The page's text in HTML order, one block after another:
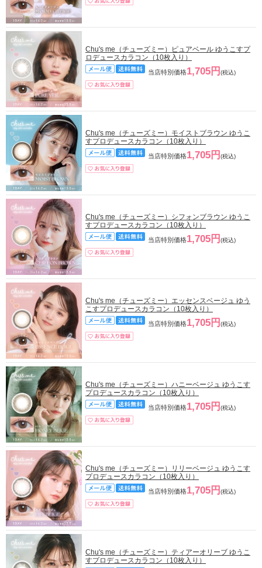
Chu's me（チューズミー）ピュアベール ゆうこすプ
ロデュースカラコン（10枚入り）
当店特別価格1,705円 (税込)
Chu's me（チューズミー）モイストブラウン ゆうこ
すプロデュースカラコン（10枚入り）
当店特別価格1,705円 (税込)
Chu's me（チューズミー）シフォンブラウン ゆうこ
すプロデュースカラコン（10枚入り）
当店特別価格1,705円 (税込)
Chu's me（チューズミー）エッセンスベージュ ゆう
こすプロデュースカラコン（10枚入り）
当店特別価格1,705円 (税込)
Chu's me（チューズミー）ハニーベージュ ゆうこす
プロデュースカラコン（10枚入り）
当店特別価格1,705円 (税込)
Chu's me（チューズミー）リリーベージュ ゆうこす
プロデュースカラコン（10枚入り）
当店特別価格1,705円 (税込)
Chu's me（チューズミー）ティアーオリーブ ゆうこ
すプロデュースカラコン（10枚入り）